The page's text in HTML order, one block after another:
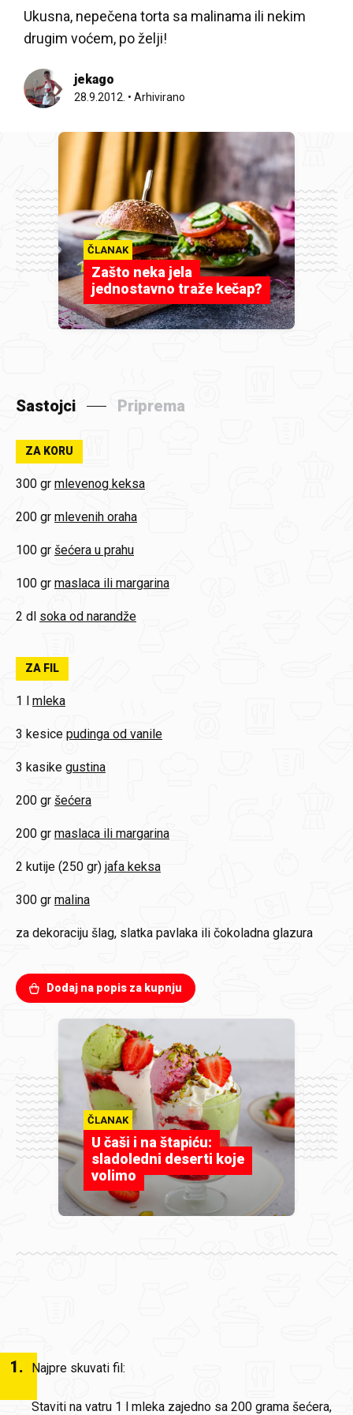
Ukusna, nepečena torta sa malinama ili nekim
drugim voćem, po želji!
jekago
28.9.2012. • Arhivirano
ČLANAK
Zašto neka jela
jednostavno traže kečap?
Sastojci Priprema
ZA KORU
300 gr mlevenog keksa
200 gr mlevenih oraha
100 gr šećera u prahu
100 gr maslaca ili margarina
2 dl soka od narandže
ZA FIL
1 l mleka
3 kesice pudinga od vanile
3 kasike gustina
200 gr šećera
200 gr maslaca ili margarina
2 kutije (250 gr) jafa keksa
300 gr malina
za dekoraciju šlag, slatka pavlaka ili čokoladna glazura
Dodaj na popis za kupnju
ČLANAK
U čaši i na štapiću:
sladoledni deserti koje
volimo
1. Najpre skuvati fil:
Staviti na vatru 1 l mleka zajedno sa 200 grama šećera,